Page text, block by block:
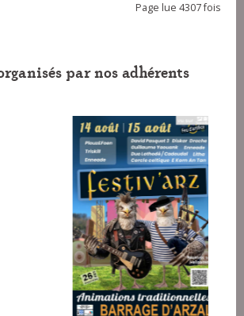
Page lue 4307 fois
par nos adhérents